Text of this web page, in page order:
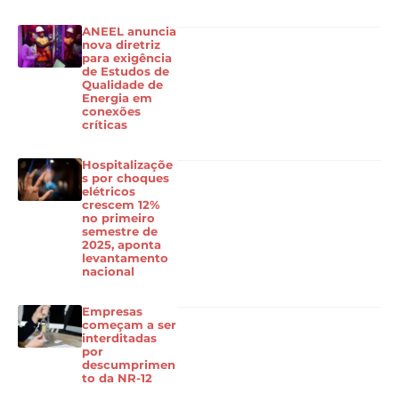
ANEEL anuncia
nova diretriz
para exigência
de Estudos de
Qualidade de
Energia em
conexões
críticas
Hospitalizaçõe
s por choques
elétricos
crescem 12%
no primeiro
semestre de
2025, aponta
levantamento
nacional
Empresas
começam a ser
interditadas
por
descumprimen
to da NR-12